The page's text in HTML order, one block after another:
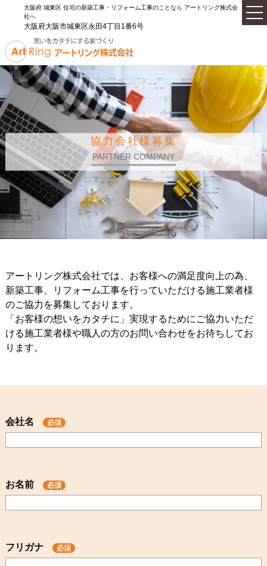
大阪府 城東区 住宅の新築工事・リフォーム工事のことなら アートリング株式会
社へ
大阪府大阪市城東区永田4丁目1番6号
協力会社様募集
PARTNER COMPANY
アートリング株式会社では、お客様への満足度向上の為、
新築工事、リフォーム工事を行っていただける施工業者様
のご協力を募集しております。
「お客様の想いをカタチに」実現するためにご協力いただ
ける施工業者様や職人の方のお問い合わせをお待ちしてお
ります。
会社名 必須
お名前 必須
フリガナ 必須